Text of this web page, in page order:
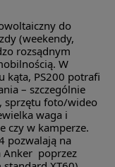
do
(weekendy,
rozsądnym
W
kąta, PS200 potrafi
– szczególnie
sprzętu foto/wideo
waga i
czy w kamperze.
pozwalają na
Anker poprzez